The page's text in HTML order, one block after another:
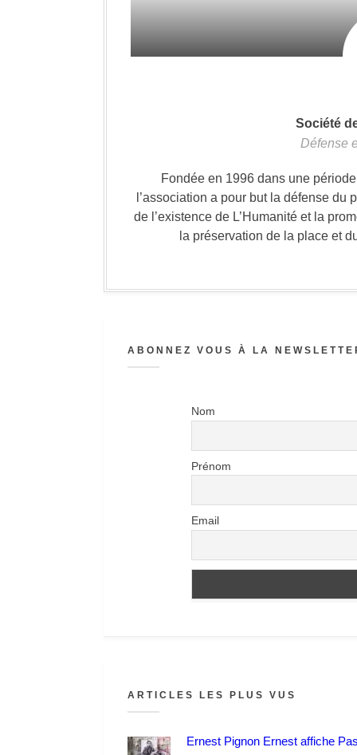
Société
Défense
Fondée en 1996 dans une
l’association a pour but la défense
de l’existence de L’Humanité et la
la préservation de la place et
ABONNEZ VOUS À LA
Nom
Prénom
Email
ARTICLES LES PLUS VUS
Ernest Pignon Ernest affiche